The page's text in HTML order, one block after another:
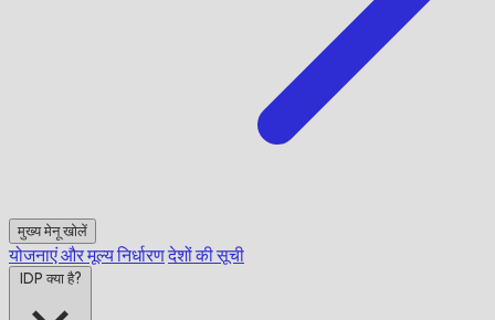
मुख्य मेनू खोलें
योजनाएं और मूल्य निर्धारणदेशों की सूची
IDP क्या है?